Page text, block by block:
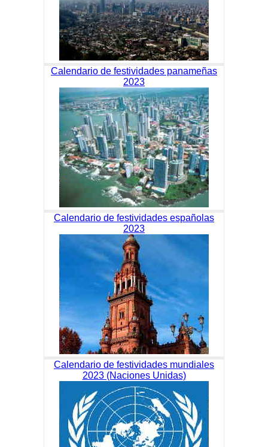
Calendario de festividades panameñas
2023
Calendario de festividades españolas
2023
Calendario de festividades mundiales
2023 (Naciones Unidas)